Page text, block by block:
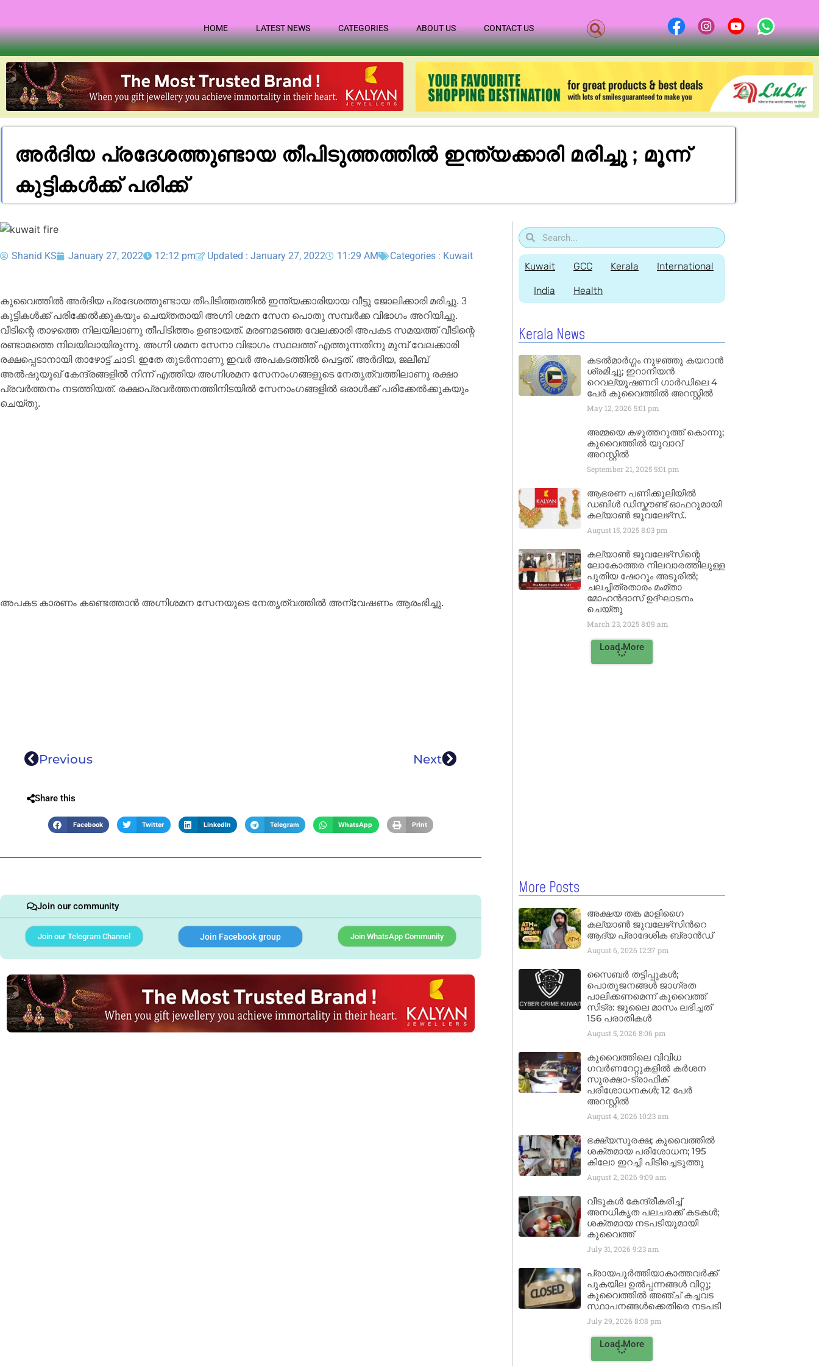
HOME LATEST NEWS CATEGORIES ABOUT US CONTACT US
അർദിയ പ്രദേശത്തുണ്ടായ തീപിടുത്തത്തിൽ ഇന്ത്യക്കാരി മരിച്ചു ; മൂന്ന്
കുട്ടികൾക്ക് പരിക്ക്
Shanid KS January 27, 2022 12:12 pm Updated : January 27, 2022 11:29 AM Categories : Kuwait
കുവൈത്തിൽ അർദിയ പ്രദേശത്തുണ്ടായ തീപിടിത്തത്തിൽ ഇന്ത്യക്കാരിയായ വീട്ടു ജോലിക്കാരി മരിച്ചു. 3
കുട്ടികൾക്ക്‌ പരിക്കേൽക്കുകയും ചെയ്തതായി അഗ്നി ശമന സേന പൊതു സമ്പർക്ക വിഭാഗം അറിയിച്ചു.
വീടിന്റെ താഴത്തെ നിലയിലാണു തീപിടിത്തം ഉണ്ടായത്‌. മരണമടഞ്ഞ വേലക്കാരി അപകട സമയത്ത് വീടിന്റെ
രണ്ടാമത്തെ നിലയിലായിരുന്നു. അഗ്നി ശമന സേനാ വിഭാഗം സ്ഥലത്ത്‌ എത്തുന്നതിനു മുമ്പ്‌ വേലക്കാരി
രക്ഷപ്പെടാനായി താഴോട്ട്‌ ചാടി. ഇതേ തുടർന്നാണു ഇവർ അപകടത്തിൽ പെട്ടത്‌. അർദിയ, ജലീബ്
അൽഷുയൂഖ് കേന്ദ്രങ്ങളിൽ നിന്ന് എത്തിയ അഗ്നിശമന സേനാംഗങ്ങളുടെ നേതൃത്വത്തിലാണു രക്ഷാ
പ്രവർത്തനം നടത്തിയത്‌. രക്ഷാപ്രവർത്തനത്തിനിടയിൽ സേനാംഗങ്ങളിൽ ഒരാൾക്ക്‌ പരിക്കേൽക്കുകയും
ചെയ്തു.
അപകട കാരണം കണ്ടെത്താൻ അഗ്നിശമന സേനയുടെ നേതൃത്വത്തിൽ അന്വേഷണം ആരംഭിച്ചു.
Previous Next
Share this
Facebook Twitter LinkedIn Telegram WhatsApp Print
Join our community
Join our Telegram Channel Join Facebook group Join WhatsApp Community
Kuwait GCC Kerala International
India Health
Kerala News
കടൽമാർഗ്ഗം നുഴഞ്ഞു കയറാൻ
ശ്രമിച്ചു; ഇറാനിയൻ
റെവല്യൂഷണറി ഗാർഡിലെ 4
പേർ കുവൈത്തിൽ അറസ്റ്റിൽ
May 12, 2026 5:01 pm
അമ്മയെ കഴുത്തറുത്ത് കൊന്നു;
കുവൈത്തിൽ യുവാവ്
അറസ്റ്റിൽ
September 21, 20255:01 pm
ആഭരണ പണിക്കൂലിയിൽ
ഡബിൾ ഡിസ്കൗണ്ട് ഓഫറുമായി
കല്യാൺ ജൂവലേഴ്‌സ്..
August 15, 20258:03 pm
കല്യാൺ ജൂവലേഴ്‌സിന്റെ
ലോകോത്തര നിലവാരത്തിലുള്ള
പുതിയ ഷോറൂം അടൂരിൽ;
ചലച്ചിത്രതാരം മംമ്താ
മോഹൻദാസ് ഉദ്ഘാടനം
ചെയ്‌തു
March 23, 20258:09 am
Load More
More Posts
അക്ഷയ തങ്ക മാളിഗൈ
കല്യാണ്‍ ജുവലേഴ്‌സിന്‍റെ
ആദ്യ പ്രാദേശിക ബ്രാന്‍ഡ്
August 6, 2026 12:37 pm
സൈബർ തട്ടിപ്പുകൾ;
പൊതുജനങ്ങൾ ജാഗ്രത
പാലിക്കണമെന്ന് കുവൈത്ത്
സിട്ര: ജൂലൈ മാസം ലഭിച്ചത്
156 പരാതികൾ
August 5, 2026 8:06 pm
കുവൈത്തിലെ വിവിധ
ഗവർണറേറ്റുകളിൽ കർശന
സുരക്ഷാ-ട്രാഫിക്
പരിശോധനകൾ; 12 പേർ
അറസ്റ്റിൽ
August 4, 2026 10:23 am
ഭക്ഷ്യസുരക്ഷ; കുവൈത്തിൽ
ശക്തമായ പരിശോധന; 195
കിലോ ഇറച്ചി പിടിച്ചെടുത്തു
August 2, 2026 9:09 am
വീടുകൾ കേന്ദ്രീകരിച്ച്
അനധികൃത പലചരക്ക് കടകൾ;
ശക്തമായ നടപടിയുമായി
കുവൈത്ത്
July 31, 2026 9:23 am
പ്രായപൂർത്തിയാകാത്തവർക്ക്
പുകയില ഉൽപ്പന്നങ്ങൾ വിറ്റു;
കുവൈത്തിൽ അഞ്ച് കച്ചവട
സ്ഥാപനങ്ങൾക്കെതിരെ നടപടി
July 29, 2026 8:08 pm
Load More